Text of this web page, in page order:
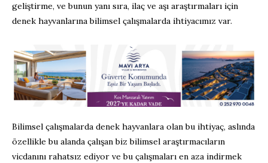
geliştirme, ve bunun yanı sıra, ilaç ve aşı araştırmaları için
denek hayvanlarına bilimsel çalışmalarda ihtiyacımız var.
Bilimsel çalışmalarda denek hayvanlara olan bu ihtiyaç, aslında
özellikle bu alanda çalışan biz bilimsel araştırmacıların
vicdanını rahatsız ediyor ve bu çalışmaları en aza indirmek